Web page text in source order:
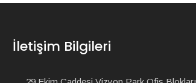
İletişim Bilgileri